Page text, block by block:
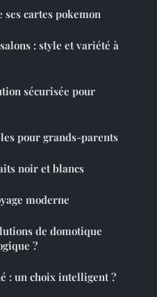
cartes pokemon
: style et variété à
sécurisée pour
pour grands-parents
noir et blancs
moderne
de domotique
?
: un choix intelligent ?